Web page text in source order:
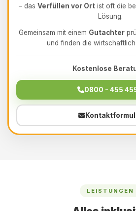
– das Verfüllen vor Ort ist oft die
Lösung.
Gemeinsam mit einem Gutachter
und finden die
Kostenlose
0800 - 455
LEISTUNGEN